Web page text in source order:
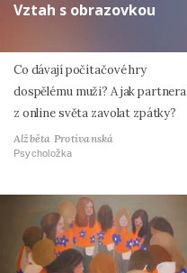
Vztah s obrazovkou
Co dávají počítačové hry
dospělému muži? A jak partnera
z online světa zavolat zpátky?
Alžběta Protivanská
Psycholožka